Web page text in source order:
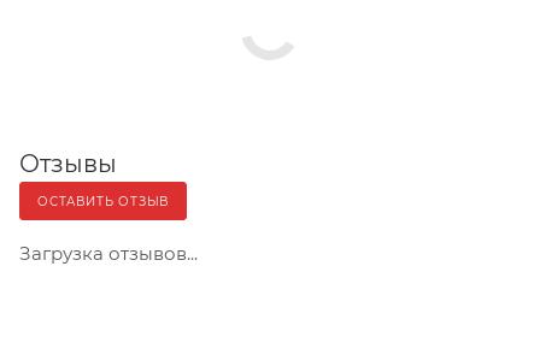
Отзывы
ОСТАВИТЬ ОТЗЫВ
Загрузка отзывов...